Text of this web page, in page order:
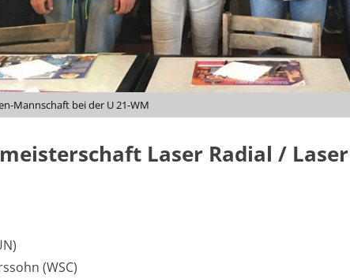
Mannschaft bei der U 21-WM
Laser Radial /
(WSC)